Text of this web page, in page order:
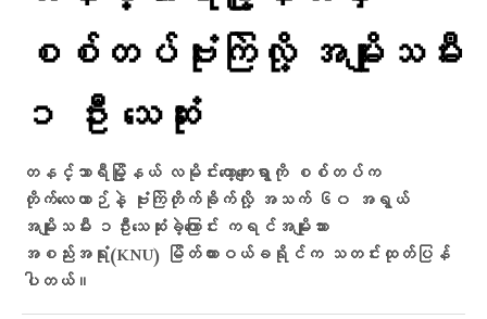
စစ်တပ်ဗုံးကြဲလို့ အမျိုးသမီး
၁ ဦး သေဆုံး
တနင်္သာရီမြို့နယ် လမိုင်းကော့ကျေးရွာကို စစ်တပ်က
တိုက်လေယာဉ်နဲ့ ဗုံးကြဲတိုက်ခိုက်လို့ အသက် ၆၀ အရွယ်
အမျိုးသမီး ၁ဦးသေဆုံးခဲ့ကြောင်း ကရင်အမျိုးသား
အစည်းအရုံး(KNU) မြိတ်ထားဝယ်ခရိုင်က သတင်းထုတ်ပြန်
ပါတယ်။